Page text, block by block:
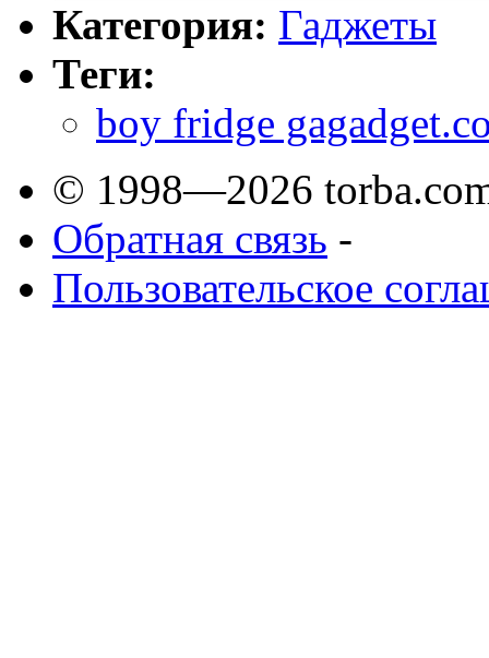
Категория: Гаджеты
Теги:
boy fridge
© 1998—2026
Обратная связь -
Пользовательское